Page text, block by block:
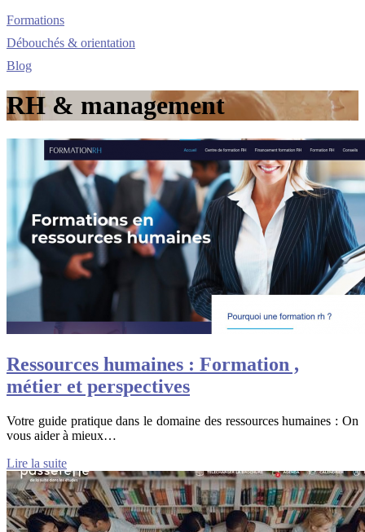
Formations
Débouchés & orientation
Blog
RH & management
Ressources humaines : Formation ,
métier et perspectives
Votre guide pratique dans le domaine des ressources humaines : On
vous aider à mieux…
Lire la suite